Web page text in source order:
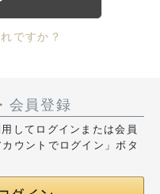
ですか？
会員登録
してログインまたは会員
ウントでログイン」ボタ